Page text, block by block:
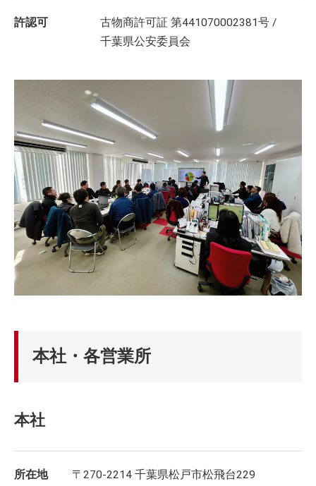
許認可
古物商許可証 第441070002381号 /
千葉県公安委員会
本社・各営業所
本社
所在地 〒270-2214 千葉県松戸市松飛台229